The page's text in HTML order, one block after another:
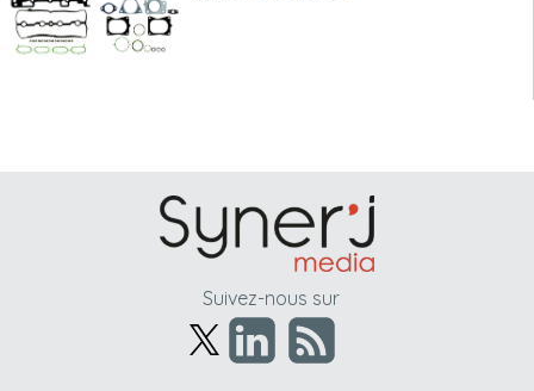
Suivez-nous sur